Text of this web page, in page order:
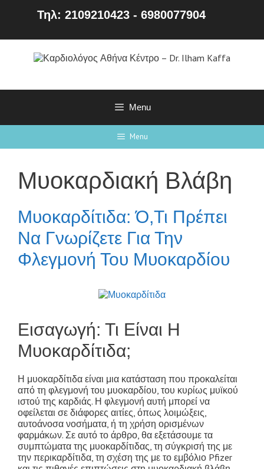
Τηλ: 2109210423 - 6980077904
Menu
Menu
Μυοκαρδιακή Βλάβη
Μυοκαρδίτιδα: Ό,τι Πρέπει
Να Γνωρίζετε Για Την
Φλεγμονή Του Μυοκαρδίου
Εισαγωγή: Τι Είναι Η
Μυοκαρδίτιδα;
Η μυοκαρδίτιδα είναι μια κατάσταση που προκαλείται
από τη φλεγμονή του μυοκαρδίου, του κυρίως μυϊκού
ιστού της καρδιάς. Η φλεγμονή αυτή μπορεί να
οφείλεται σε διάφορες αιτίες, όπως λοιμώξεις,
αυτοάνοσα νοσήματα, ή τη χρήση ορισμένων
φαρμάκων. Σε αυτό το άρθρο, θα εξετάσουμε τα
συμπτώματα της μυοκαρδίτιδας, τη σύγκρισή της με
την περικαρδίτιδα, τη σχέση της με το εμβόλιο Pfizer